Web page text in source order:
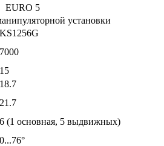
EURO 5
установки
KS1256G
7000
15
18.7
21.7
6 (1 основная, 5 выдвижных)
0...76°